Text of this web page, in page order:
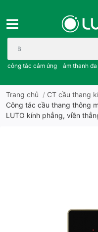
Bạn cần tìm gì..; công tắc
công tắc cảm ứng âm thanh
Trang chủ / CT cầu thang
Công tắc cầu thang thông
LUTO kính phẳng, viền